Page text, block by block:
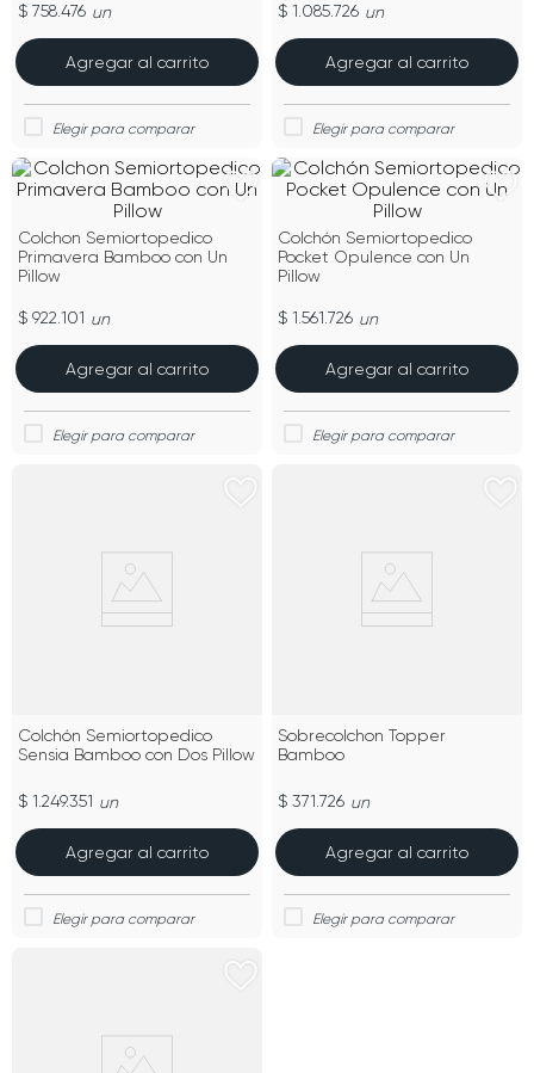
$ 758.476 un
Agregar al carrito
$ 1.085.726 un
Agregar al carrito
Colchon Semiortopedico
Primavera Bamboo con Un
Pillow
$ 922.101 un
Agregar al carrito
Colchón Semiortopedico
Pocket Opulence con Un
Pillow
$ 1.561.726 un
Agregar al carrito
Colchón Semiortopedico
Sensia Bamboo con Dos Pillow
$ 1.249.351 un
Agregar al carrito
Sobrecolchon Topper
Bamboo
$ 371.726 un
Agregar al carrito